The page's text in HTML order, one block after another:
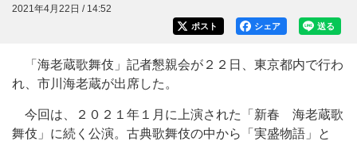
2021年4月22日 / 14:52
送る
シェア
ポスト
「海老蔵歌舞伎」記者懇親会が２２日、東京都内で行わ
れ、市川海老蔵が出席した。
今回は、２０２１年１月に上演された「新春 海老蔵歌
舞伎」に続く公演。古典歌舞伎の中から「実盛物語」と